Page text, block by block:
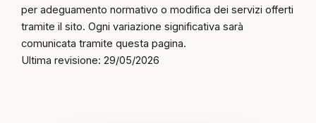
per adeguamento normativo o modifica dei servizi offerti
tramite il sito. Ogni variazione significativa sarà
comunicata tramite questa pagina.
Ultima revisione: 29/05/2026